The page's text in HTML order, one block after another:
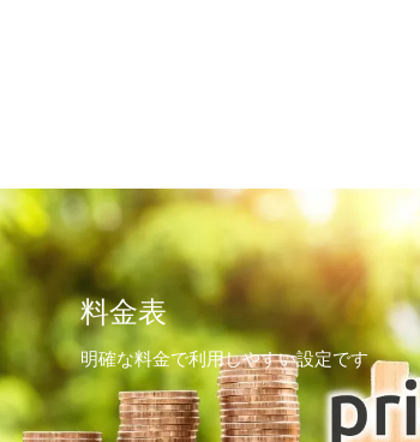
料金表
明確な料金で利用しやすい設定です